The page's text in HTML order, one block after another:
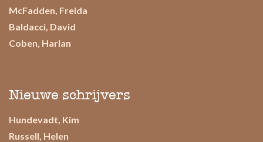
McFadden, Freida
Baldacci, David
Coben, Harlan
Nieuwe schrijvers
Hundevadt, Kim
Russell, Helen